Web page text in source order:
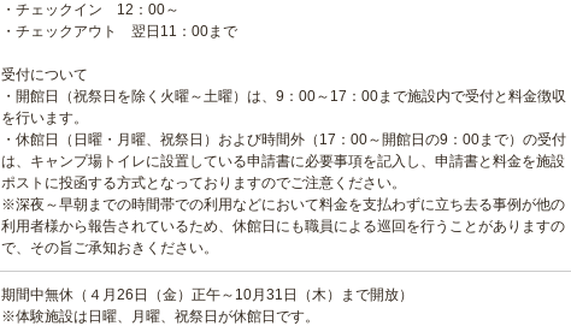
・チェックイン 12：00～
・チェックアウト 翌日11：00まで
受付について
・開館日（祝祭日を除く火曜～土曜）は、9：00～17：00まで施設内で受付と料金徴収
を行います。
・休館日（日曜・月曜、祝祭日）および時間外（17：00～開館日の9：00まで）の受付
は、キャンプ場トイレに設置している申請書に必要事項を記入し、申請書と料金を施設
ポストに投函する方式となっておりますのでご注意ください。
※深夜～早朝までの時間帯での利用などにおいて料金を支払わずに立ち去る事例が他の
利用者様から報告されているため、休館日にも職員による巡回を行うことがありますの
で、その旨ご承知おきください。
期間中無休（４月26日（金）正午～10月31日（木）まで開放）
※体験施設は日曜、月曜、祝祭日が休館日です。